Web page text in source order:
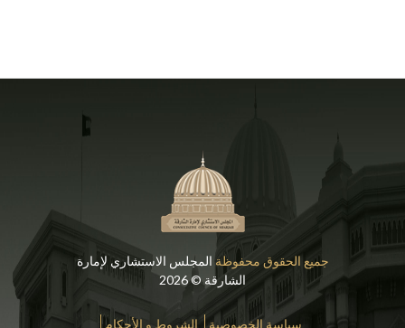
جميع الحقوق محفوظة المجلس الاستشاري لإمارة
الشارقة © 2026
سياسة الخصوصية الشروط و الأحكام